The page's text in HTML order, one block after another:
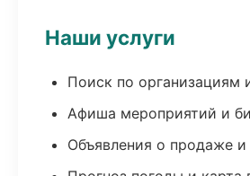
Наши услуги
Поиск по организациям
Афиша мероприятий и
Объявления о продаже и